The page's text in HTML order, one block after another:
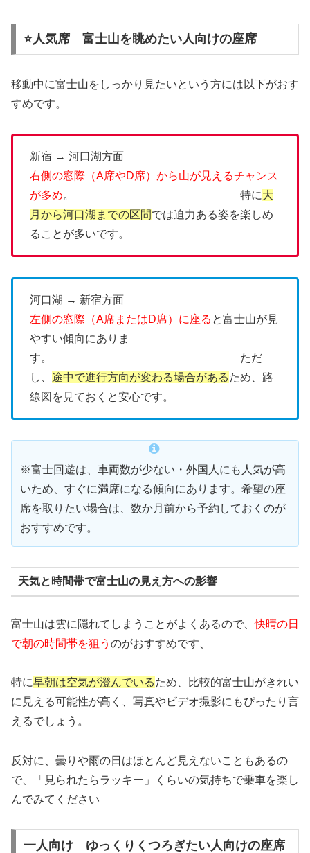
⭐人気席 富士山を眺めたい人向けの座席
移動中に富士山をしっかり見たいという方には以下がおす
すめです。
新宿 → 河口湖方面
右側の窓際（A席やD席）から山が見えるチャンス
が多め。 特に大
月から河口湖までの区間では迫力ある姿を楽しめ
ることが多いです。
河口湖 → 新宿方面
左側の窓際（A席またはD席）に座る と富士山が見
やすい傾向にありま
す。 ただ
し、 途中で進行方向が変わる場合があるため、路
線図を見ておくと安心です。
※富士回遊は、車両数が少ない・外国人にも人気が高
いため、すぐに満席になる傾向にあります。希望の座
席を取りたい場合は、数か月前から予約しておくのが
おすすめです。
天気と時間帯で富士山の見え方への影響
富士山は雲に隠れてしまうことがよくあるので、快晴の日
で朝の時間帯を狙う のがおすすめです、
特に早朝は空気が澄んでいるため、比較的富士山がきれい
に見える可能性が高く、写真やビデオ撮影にもぴったり言
えるでしょう。
反対に、曇りや雨の日はほとんど見えないこともあるの
で、「見られたらラッキー」くらいの気持ちで乗車を楽し
んでみてください
一人向け ゆっくりくつろぎたい人向けの座席